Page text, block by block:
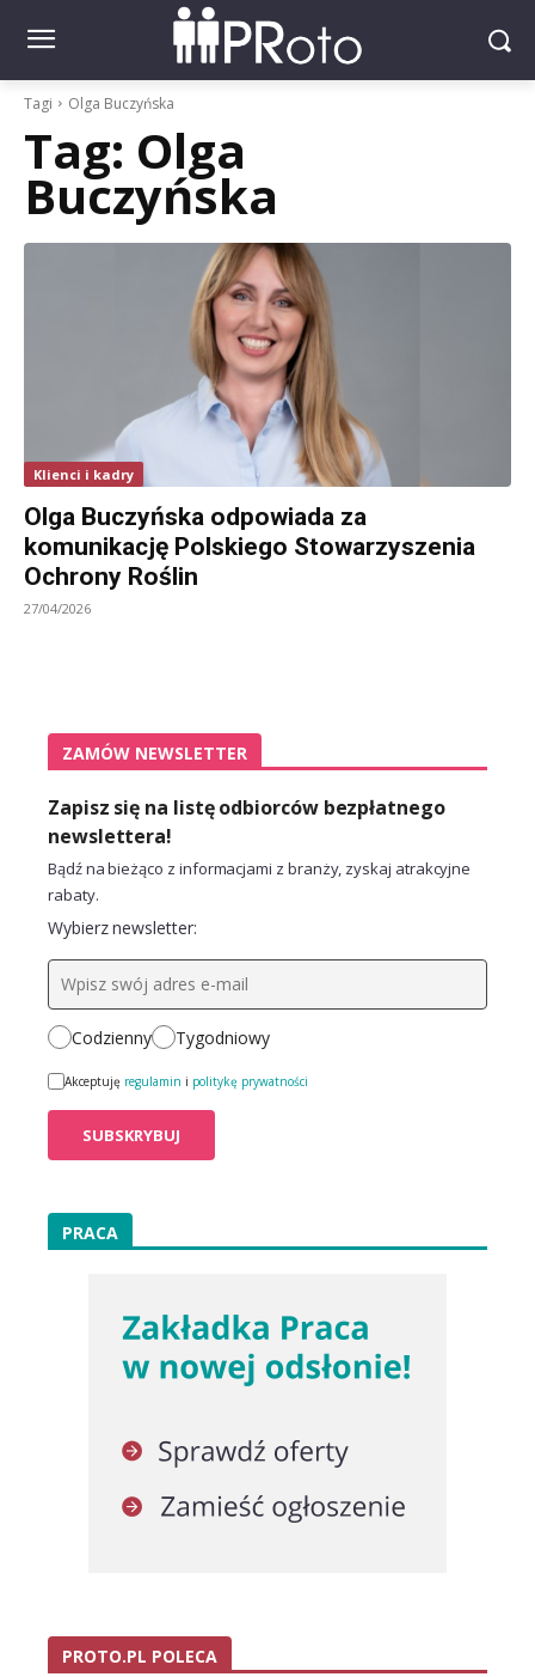
Tagi Olga Buczyńska
Tag: Olga
Buczyńska
Klienci i kadry
Olga Buczyńska odpowiada za
komunikację Polskiego Stowarzyszenia
Ochrony Roślin
27/04/2026
ZAMÓW NEWSLETTER
Zapisz się na listę odbiorców bezpłatnego
newslettera!
Bądź na bieżąco z informacjami z branży, zyskaj atrakcyjne
rabaty.
Wybierz newsletter:
Codzienny Tygodniowy
Akceptuję regulamin i politykę prywatności
PRACA
PROTO.PL POLECA